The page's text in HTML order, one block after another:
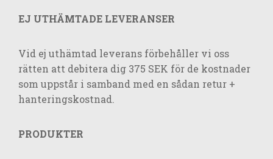
EJ UTHÄMTADE LEVERANSER
Vid ej uthämtad leverans förbehåller vi oss
rätten att debitera dig 375 SEK för de kostnader
som uppstår i samband med en sådan retur +
hanteringskostnad.
PRODUKTER